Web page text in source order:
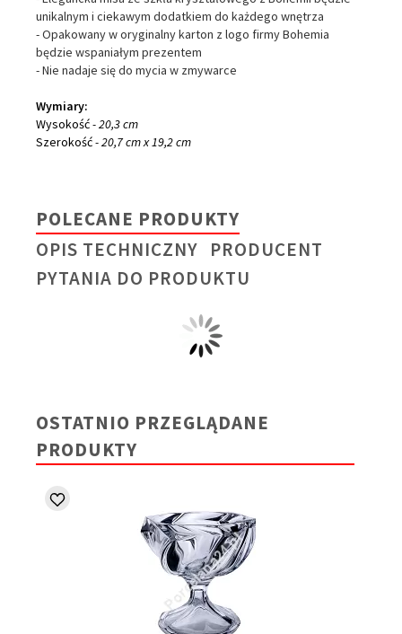
unikalnym i ciekawym dodatkiem do każdego wnętrza
- Opakowany w oryginalny karton z logo firmy Bohemia
będzie wspaniałym prezentem
- Nie nadaje się do mycia w zmywarce
Wymiary:
Wysokość- 20,3 cm
Szerokość- 20,7 cm x 19,2 cm
POLECANE PRODUKTY
OPIS TECHNICZNY PRODUCENT
PYTANIA DO PRODUKTU
OSTATNIO PRZEGLĄDANE
PRODUKTY